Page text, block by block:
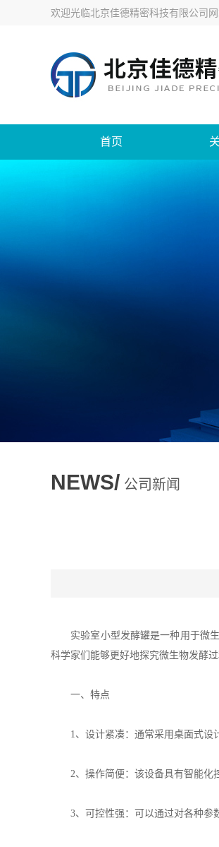
欢迎光临北京佳德精密科技有限公司
首页
NEWS/ 公司新闻
实验室小型发酵罐是一种用于微生
科学家们能够更好地探究微生物发酵
一、特点
1、设计紧凑：通常采用桌面式设计
2、操作简便：该设备具有智能化控
3、可控性强：可以通过对各种参数